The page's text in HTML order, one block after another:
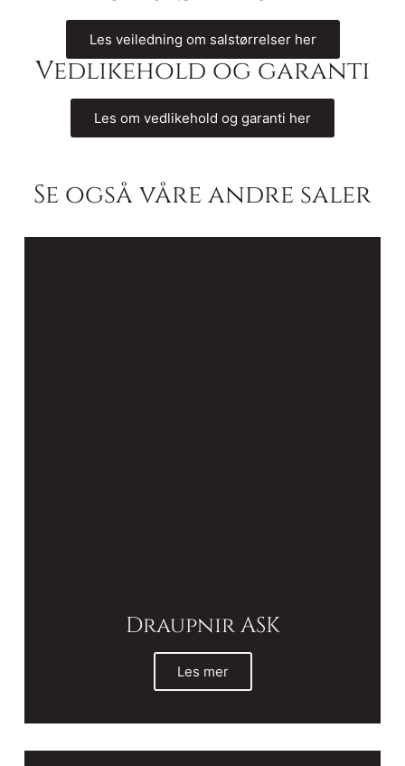
Les veiledning om salstørrelser her
Vedlikehold og garanti
Les om vedlikehold og garanti her
Se også våre andre saler
Draupnir ASK
Les mer